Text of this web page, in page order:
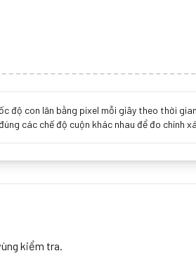
độ con lăn bằng pixel mỗi giây theo thời
các chế độ cuộn khác nhau để đo chính
kiểm tra.